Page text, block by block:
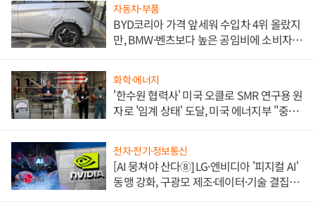
자동차·부품
BYD코리아 가격 앞세워 수입차 4위 올랐지
만, BMW·벤츠보다 높은 공임비에 소비자
화학·에너지
'한수원 협력사' 미국 오클로 SMR 연구용 원
자로 '임계 상태' 도달, 미국 에너지부 "중요
전자·전기·정보통신
[AI 뭉쳐야 산다⑧] LG·엔비디아 '피지컬 AI'
동맹 강화, 구광모 제조·데이터·기술 결집